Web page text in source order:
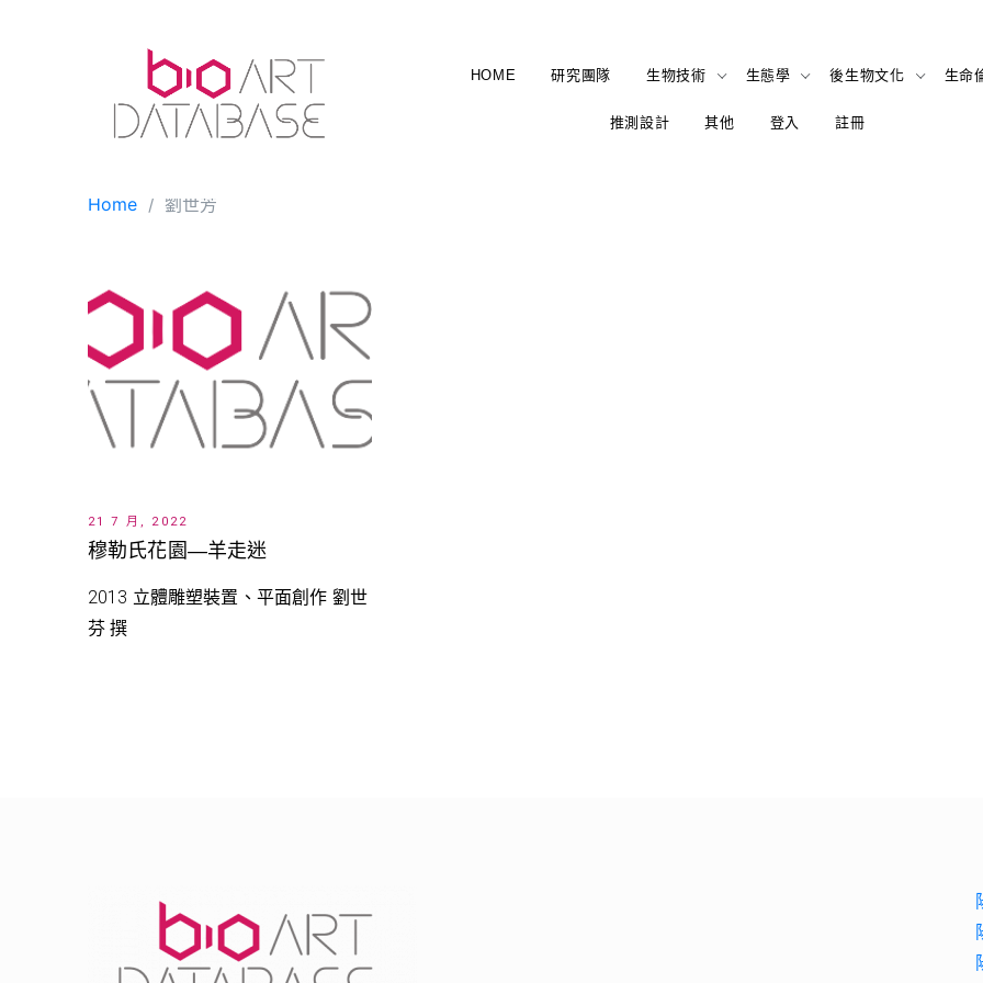
HOME 研究團隊 生物技術 生態學 後生物文化 生命
推測設計 其他 登入 註冊
Home 劉世芳
21 7 月, 2022
穆勒氏花園—羊走迷
2013 立體雕塑裝置、平面創作 劉世
芬 撰